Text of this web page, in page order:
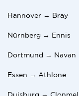
Hannover → Bray
Nürnberg → Ennis
Dortmund → Navan
Essen → Athlone
Duisburg → Clonmel